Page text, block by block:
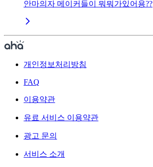
안마의자 메이커들이 뭐뭐가있어용??
개인정보처리방침
FAQ
이용약관
유료 서비스 이용약관
광고 문의
서비스 소개